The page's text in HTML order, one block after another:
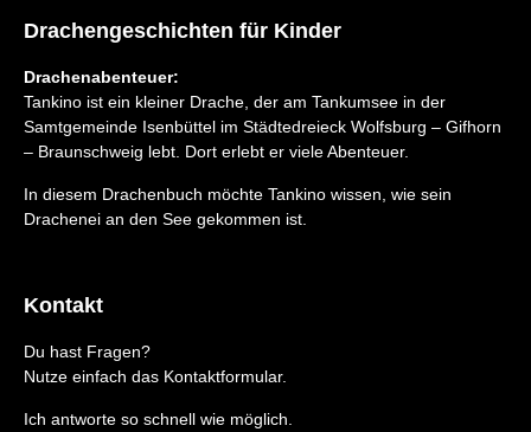
Drachengeschichten für Kinder
Drachenabenteuer:
Tankino ist ein kleiner Drache, der am Tankumsee in der
Samtgemeinde Isenbüttel im Städtedreieck Wolfsburg – Gifhorn
– Braunschweig lebt. Dort erlebt er viele Abenteuer.
In diesem Drachenbuch möchte Tankino wissen, wie sein
Drachenei an den See gekommen ist.
Kontakt
Du hast Fragen?
Nutze einfach das Kontaktformular.
Ich antworte so schnell wie möglich.